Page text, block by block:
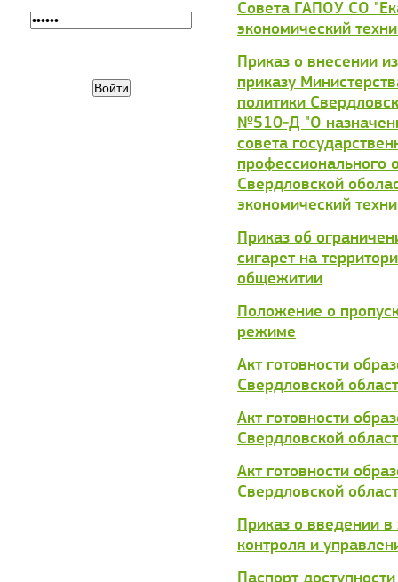
Совета ГАПОУ СО
экономический
Приказ о внесении
приказу
политики
№510-Д "О
совета
профессионального
Свердловской
экономический
Приказ об
сигарет на
общежитии
Положение о
режиме
Акт готовности
Свердловской
Акт готовности
Свердловской
Акт готовности
Свердловской
Приказ о введении
контроля и